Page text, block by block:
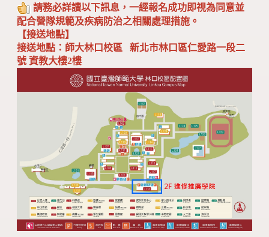
請務必詳讀以下訊息，一經報名成功即視為同意並
配合營隊規範及疾病防治之相關處理措施。
【接送地點】
接送地點：師大林口校區 新北市林口區仁愛路一段二
號 資教大樓2樓